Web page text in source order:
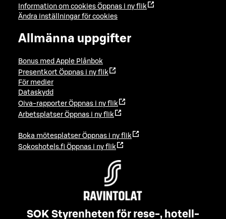
Information om cookies Öppnas i ny flik
Ändra inställningar för cookies
Allmänna uppgifter
Bonus med Apple Plånbok
Presentkort Öppnas i ny flik
För medier
Dataskydd
Oiva-rapporter Öppnas i ny flik
Arbetsplatser Öppnas i ny flik
Boka mötesplatser Öppnas i ny flik
Sokoshotels.fi Öppnas i ny flik
SOK Styrenheten för rese-, hotell-